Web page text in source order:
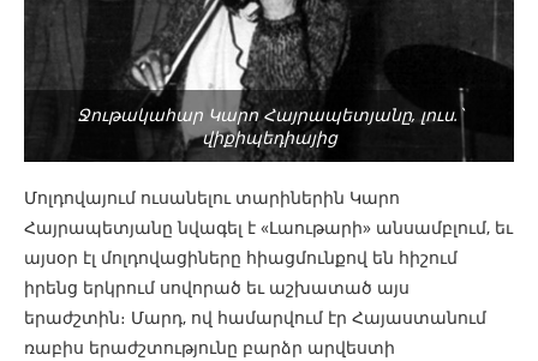
Ջութակահար Կարո Հայրապետյանը, լուս.՝
վիքիպեդիայից
Մոլդովայում ուսանելու տարիներին Կարո
Հայրապետյանը նվագել է «Լաութարի» անսամբլում, եւ
այսօր էլ մոլդովացիները հիացմունքով են հիշում
իրենց երկրում սովորած եւ աշխատած այս
երաժշտին։ Մարդ, ով համարվում էր Հայաստանում
ռաբիս երաժշտությունը բարձր արվեստի